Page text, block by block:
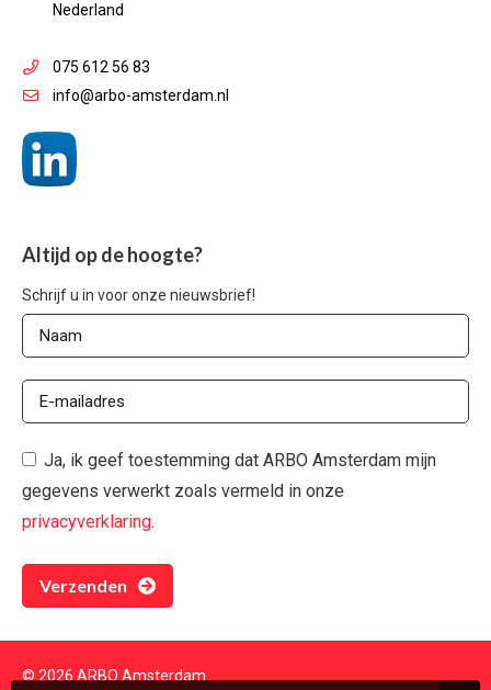
Nederland
075 612 56 83
info@arbo-amsterdam.nl
Altijd op de hoogte?
Schrijf u in voor onze nieuwsbrief!
Ja, ik geef toestemming dat ARBO Amsterdam mijn
gegevens verwerkt zoals vermeld in onze
privacyverklaring.
Verzenden
© 2026 ARBO Amsterdam